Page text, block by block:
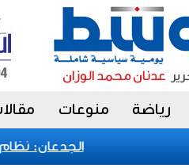
رياضة منوعات
الجدعان: نظام